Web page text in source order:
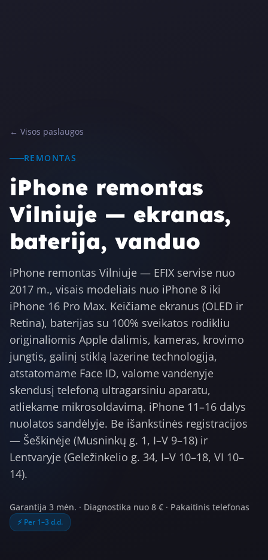
← Visos paslaugos
REMONTAS
iPhone remontas
Vilniuje — ekranas,
baterija, vanduo
iPhone remontas Vilniuje — EFIX servise nuo
2017 m., visais modeliais nuo iPhone 8 iki
iPhone 16 Pro Max. Keičiame ekranus (OLED ir
Retina), baterijas su 100% sveikatos rodikliu
originaliomis Apple dalimis, kameras, krovimo
jungtis, galinį stiklą lazerine technologija,
atstatomame Face ID, valome vandenyje
skendusį telefoną ultragarsiniu aparatu,
atliekame mikrosoldavimą. iPhone 11–16 dalys
nuolatos sandėlyje. Be išankstinės registracijos
— Šeškinėje (Musninkų g. 1, I–V 9–18) ir
Lentvaryje (Geležinkelio g. 34, I–V 10–18, VI 10–
14).
Garantija 3 mėn. · Diagnostika nuo 8 € · Pakaitinis telefonas
⚡ Per 1–3 d.d.